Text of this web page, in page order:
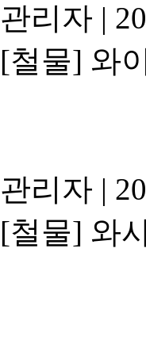
관리자 |
[철물] 와
관리자 |
[철물] 와